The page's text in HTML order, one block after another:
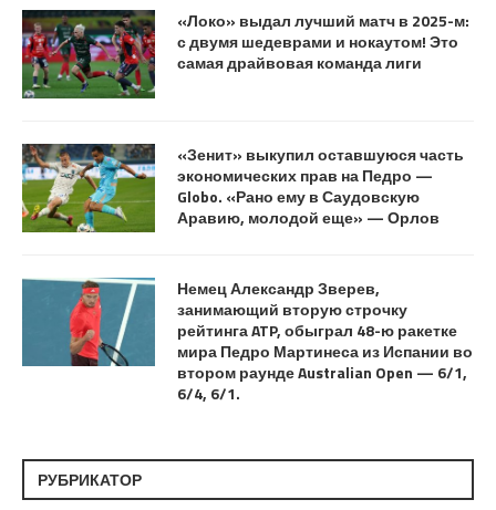
«Локо» выдал лучший матч в 2025-м:
с двумя шедеврами и нокаутом! Это
самая драйвовая команда лиги
«Зенит» выкупил оставшуюся часть
экономических прав на Педро —
Globo. «Рано ему в Саудовскую
Аравию, молодой еще» — Орлов
Немец Александр Зверев,
занимающий вторую строчку
рейтинга ATP, обыграл 48-ю ракетке
мира Педро Мартинеса из Испании во
втором раунде Australian Open — 6/1,
6/4, 6/1.
РУБРИКАТОР